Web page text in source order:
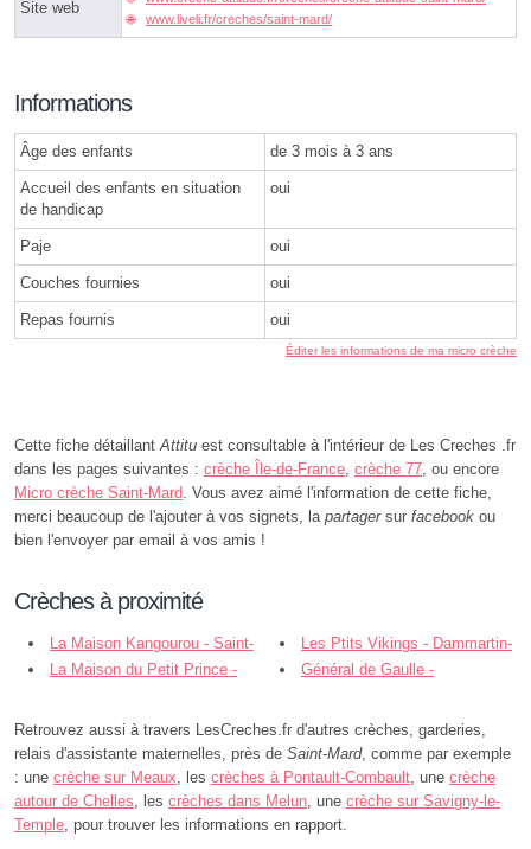
Site web
www.liveli.fr/creches/saint-mard/
Informations
Âge des enfants de 3 mois à 3 ans
Accueil des enfants en situation
de handicap
oui
Paje oui
Couches fournies oui
Repas fournis oui
Éditer les informations de ma micro crèche
Cette fiche détaillant Attitu est consultable à l'intérieur de Les Creches .fr
dans les pages suivantes : crèche Île-de-France crèche 77 , ou encore
Micro crèche Saint-Mard . Vous avez aimé l'information de cette fiche,
merci beaucoup de l'ajouter à vos signets, la partagersur facebook ou
bien l'envoyer par email à vos amis !
Crèches à proximité
La Maison Kangourou - Saint-
Mard
Les Ptits Vikings - Dammartin-
en-Goële
La Maison du Petit Prince -
Général de Gaulle -
Retrouvez aussi à travers LesCreches.fr d'autres crèches, garderies,
relais d'assistante maternelles, près de Saint-Mard, comme par exemple
: une crèche sur Meaux , les crèches à Pontault-Combault , une crèche
autour de Chelles , les crèches dans Melun , une crèche sur Savigny-le-
Temple , pour trouver les informations en rapport.